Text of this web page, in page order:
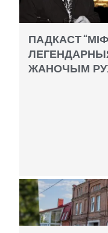
ПАДКАСТ
ЖАНОЧЫМ